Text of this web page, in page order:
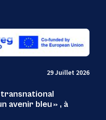
29 Juillet 2026
avenir bleu » , à